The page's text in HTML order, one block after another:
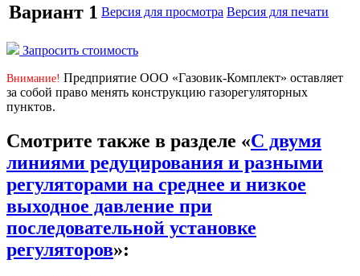
Вариант 1 Версия для просмотра Версия для печати
Запросить стоимость
Внимание! Предприятие ООО «Газовик-Комплект» оставляет
за собой право менять конструкцию газорегуляторных
пунктов.
Смотрите также в разделе «С двумя
линиями редуцирования и разными
регуляторами на среднее и низкое
выходное давление при
последовательной установке
регуляторов»: